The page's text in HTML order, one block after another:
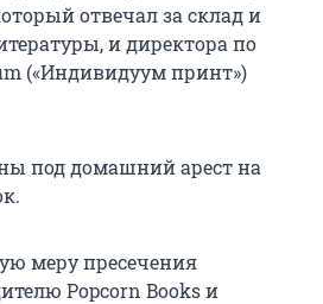
отвечал за склад и
и директора по
(«Индивидуум принт»)
под домашний арест на
меру пресечения
Popcorn Books и